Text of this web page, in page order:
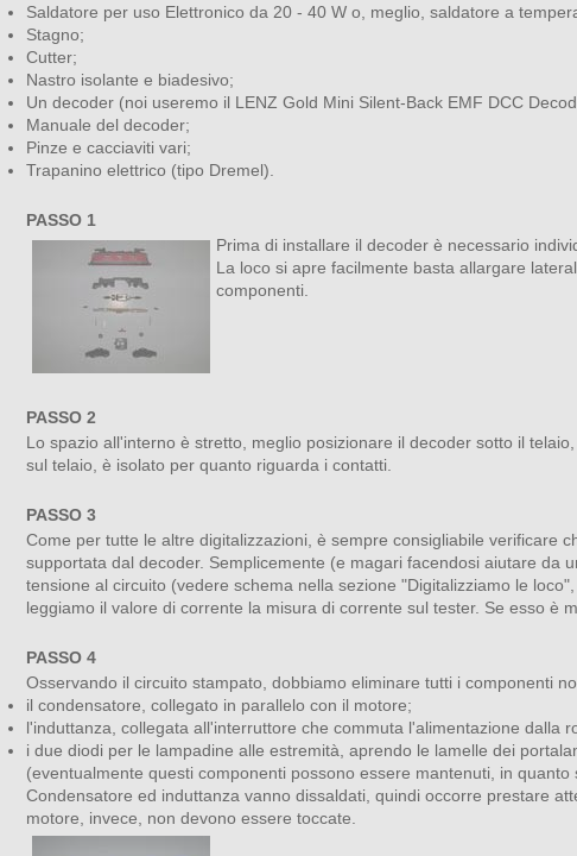
Saldatore per uso Elettronico da 20 - 40 W o, meglio, saldatore a
Stagno;
Cutter;
Nastro isolante e biadesivo;
Un decoder (noi useremo il LENZ Gold Mini Silent-Back EMF DCC
Manuale del decoder;
Pinze e cacciaviti vari;
Trapanino elettrico (tipo Dremel).
PASSO 1
Prima di installare il decoder è necessario
La loco si apre facilmente basta allargare
componenti.
PASSO 2
Lo spazio all'interno è stretto, meglio posizionare il decoder sotto il
sul telaio, è isolato per quanto riguarda i contatti.
PASSO 3
Come per tutte le altre digitalizzazioni, è sempre consigliabile verificare
supportata dal decoder. Semplicemente (e magari facendosi aiutare da
tensione al circuito (vedere schema nella sezione "Digitalizziamo le
leggiamo il valore di corrente la misura di corrente sul tester. Se esso è
PASSO 4
Osservando il circuito stampato, dobbiamo eliminare tutti i componenti
il condensatore, collegato in parallelo con il motore;
l'induttanza, collegata all'interruttore che commuta l'alimentazione dalla
i due diodi per le lampadine alle estremità, aprendo le lamelle dei
(eventualmente questi componenti possono essere mantenuti, in quanto
Condensatore ed induttanza vanno dissaldati, quindi occorre prestare
motore, invece, non devono essere toccate.